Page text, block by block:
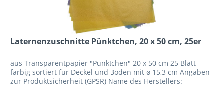
Laternenzuschnitte Pünktchen, 20 x 50 cm, 25er
aus Transparentpapier "Pünktchen" 20 x 50 cm 25 Blatt
farbig sortiert für Deckel und Böden mit ø 15,3 cm Angaben
zur Produktsicherheit (GPSR) Name des Herstellers: